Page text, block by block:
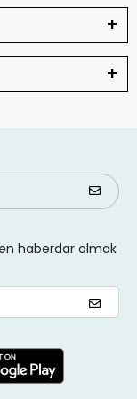
haberdar olmak